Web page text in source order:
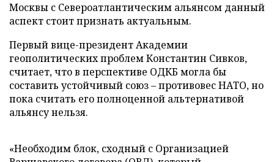
Москвы с Североатлантическим альянсом данный
аспект стоит признать актуальным.
Первый вице-президент Академии
геополитических проблем Константин Сивков,
считает, что в перспективе ОДКБ могла бы
составить устойчивый союз – противовес НАТО, но
пока считать его полноценной альтернативой
альянсу нельзя.
«Необходим блок, сходный с Организацией